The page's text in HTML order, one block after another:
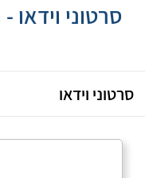
סרטוני
סרטוני וידאו